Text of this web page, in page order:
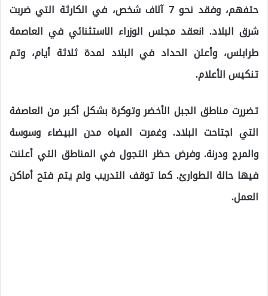
حتفهم، وفقد نحو 7 آلاف شخص، في الكارثة التي ضربت
شرق البلاد. انعقد مجلس الوزراء الاستثنائي في العاصمة
طرابلس، وأعلن الحداد في البلاد لمدة ثلاثة أيام، وتم
تنكيس الأعلام.
تضررت مناطق الجبل الأخضر وتوكرة بشكل أكبر من العاصفة
التي اجتاحت البلاد. وغمرت المياه مدن البيضاء وسوسة
والمرج ودرنة. وفرض حظر التجول في المناطق التي أعلنت
فيها حالة الطوارئ. كما توقف التدريب ولم يتم فتح أماكن
العمل.